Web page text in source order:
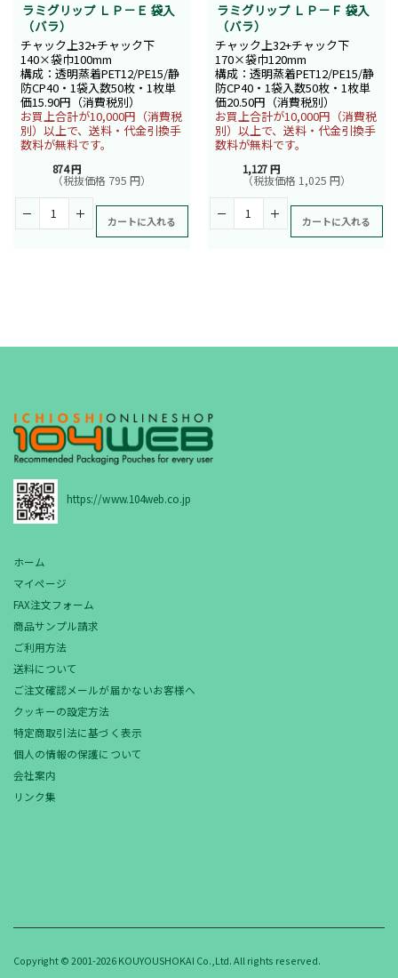
ラミグリップ ＬＰ－Ｅ 袋入
（バラ）
チャック上32+チャック下
140×袋巾100mm
構成：透明蒸着PET12/PE15/静
防CP40・1袋入数50枚・1枚単
価15.90円（消費税別）
お買上合計が10,000円（消費税
別）以上で、送料・代金引換手
数料が無料です。
874 円
（税抜価格 795 円）
カートに入れる
ラミグリップ ＬＰ－Ｆ 袋入
（バラ）
チャック上32+チャック下
170×袋巾120mm
構成：透明蒸着PET12/PE15/静
防CP40・1袋入数50枚・1枚単
価20.50円（消費税別）
お買上合計が10,000円（消費税
別）以上で、送料・代金引換手
数料が無料です。
1,127 円
（税抜価格 1,025 円）
カートに入れる
https://www.104web.co.jp
ホーム
マイページ
FAX注文フォーム
商品サンプル請求
ご利用方法
送料について
ご注文確認メールが届かないお客様へ
クッキーの設定方法
特定商取引法に基づく表示
個人の情報の保護について
会社案内
リンク集
Copyright © 2001-2026 KOUYOUSHOKAI Co.,Ltd. All rights reserved.